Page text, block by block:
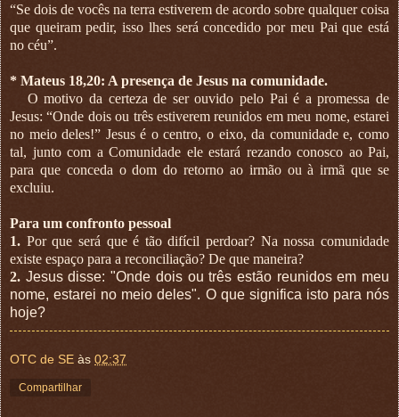
“Se dois de vocês na terra estiverem de acordo sobre qualquer coisa
que queiram pedir, isso lhes será concedido por meu Pai que está
no céu”.
* Mateus 18,20: A presença de Jesus na comunidade.
O motivo da certeza de ser ouvido pelo Pai é a promessa de
Jesus: “Onde dois ou três estiverem reunidos em meu nome, estarei
no meio deles!” Jesus é o centro, o eixo, da comunidade e, como
tal, junto com a Comunidade ele estará rezando conosco ao Pai,
para que conceda o dom do retorno ao irmão ou à irmã que se
excluiu.
Para um confronto pessoal
1. Por que será que é tão difícil perdoar? Na nossa comunidade
existe espaço para a reconciliação? De que maneira?
2. Jesus disse: "Onde dois ou três estão reunidos em meu
nome, estarei no meio deles". O que significa isto para nós
hoje?
OTC de SE às 02:37
Compartilhar